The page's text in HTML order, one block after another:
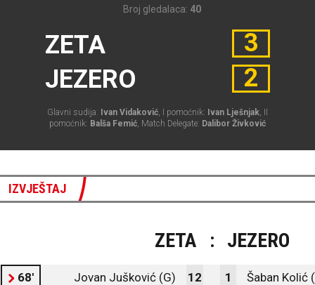
Broj gledalaca: 40
ZETA
JEZERO
3
2
Glavni sudija: Ivan Vidaković, I pomoćnik: Ivan Lješnjak, II
pomoćnik: Balša Femić, Match Delegate: Dalibor Živković
IZVJEŠTAJ
ZETA : JEZERO
68' Jovan Jušković (G) 12 1 Šaban Kolić